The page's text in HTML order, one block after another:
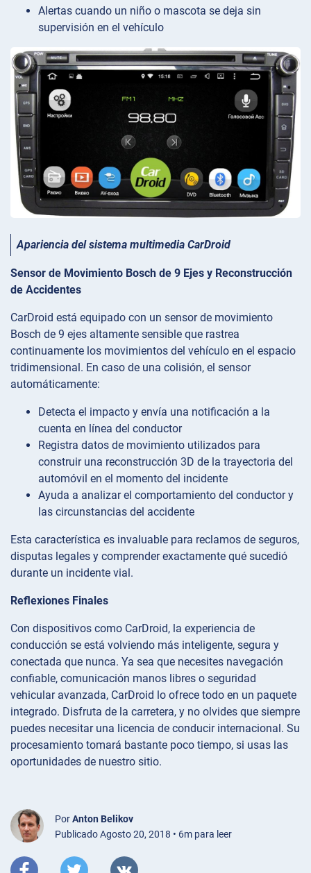
Alertas cuando un niño o mascota se deja sin
supervisión en el vehículo
Apariencia del sistema multimedia CarDroid
Sensor de Movimiento Bosch de 9 Ejes y Reconstrucción
de Accidentes
CarDroid está equipado con un sensor de movimiento
Bosch de 9 ejes altamente sensible que rastrea
continuamente los movimientos del vehículo en el espacio
tridimensional. En caso de una colisión, el sensor
automáticamente:
Detecta el impacto y envía una notificación a la
cuenta en línea del conductor
Registra datos de movimiento utilizados para
construir una reconstrucción 3D de la trayectoria del
automóvil en el momento del incidente
Ayuda a analizar el comportamiento del conductor y
las circunstancias del accidente
Esta característica es invaluable para reclamos de seguros,
disputas legales y comprender exactamente qué sucedió
durante un incidente vial.
Reflexiones Finales
Con dispositivos como CarDroid, la experiencia de
conducción se está volviendo más inteligente, segura y
conectada que nunca. Ya sea que necesites navegación
confiable, comunicación manos libres o seguridad
vehicular avanzada, CarDroid lo ofrece todo en un paquete
integrado. Disfruta de la carretera, y no olvides que siempre
puedes necesitar una licencia de conducir internacional. Su
procesamiento tomará bastante poco tiempo, si usas las
oportunidades de nuestro sitio.
PorAnton Belikov
Publicado Agosto 20, 2018 • 6m para leer